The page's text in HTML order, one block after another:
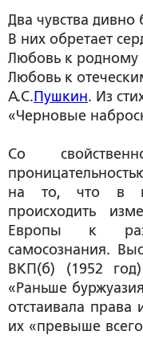
Два чувства дивно
В них обретает
Любовь к родному
Любовь к
А.С.Пушкин. Из
«Черновые
Со
на то, что в
происходить
Европы к
самосознания.
ВКП(б) (1952
«Раньше
отстаивала права
их «превыше